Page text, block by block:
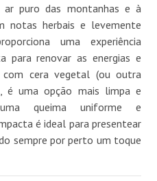
puro das montanhas e à
notas herbais e levemente
uma experiência
para renovar as energias e
com cera vegetal (ou outra
é uma opção mais limpa e
queima uniforme e
é ideal para presentear
sempre por perto um toque